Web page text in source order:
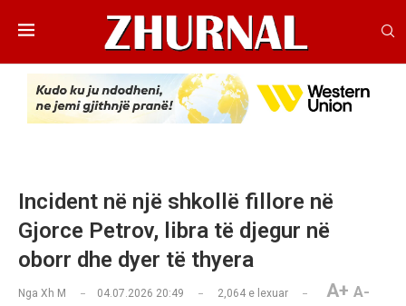
Incident në një shkollë fillore në
Gjorce Petrov, libra të djegur në
oborr dhe dyer të thyera
Nga Xh M 04.07.2026 20:49 2,064 e lexuar A+ A-